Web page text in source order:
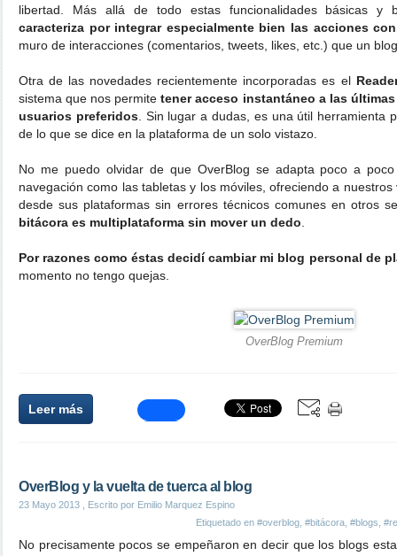
libertad. Más allá de todo estas funcionalidades básicas y
caracteriza por integrar especialmente bien las acciones
muro de interacciones (comentarios, tweets, likes, etc.) que un
Otra de las novedades recientemente incorporadas es el
sistema que nos permitetener acceso instantáneo a las
usuarios preferidos. Sin lugar a dudas, es una útil herramienta
de lo que se dice en la plataforma de un solo vistazo.
No me puedo olvidar de que OverBlog se adapta poco a
navegación como las tabletas y los móviles, ofreciendo a
desde sus plataformas sin errores técnicos comunes en otros
bitácora es multiplataforma sin mover un dedo
Por razones como éstas decidí cambiar mi blog personal de
momento no tengo quejas.
OverBlog Premium
Leer más
OverBlog y la vuelta de tuerca al blog
23 Mayo 2013 , Escrito por Emilio Marquez Espino
Etiquetado en #overblog #bitácora #blogs
No precisamente pocos se empeñaron en decir que los blogs